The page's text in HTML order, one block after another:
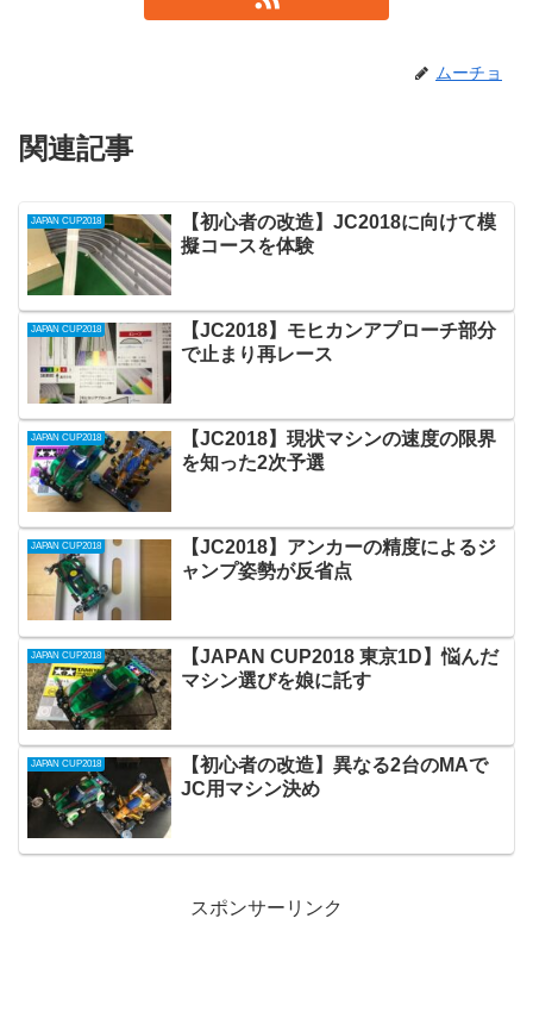
ムーチョ
関連記事
JAPAN CUP2018
【初心者の改造】JC2018に向けて模
擬コースを体験
JAPAN CUP2018
【JC2018】モヒカンアプローチ部分
で止まり再レース
JAPAN CUP2018
【JC2018】現状マシンの速度の限界
を知った2次予選
JAPAN CUP2018
【JC2018】アンカーの精度によるジ
ャンプ姿勢が反省点
JAPAN CUP2018
【JAPAN CUP2018 東京1D】悩んだ
マシン選びを娘に託す
JAPAN CUP2018
【初心者の改造】異なる2台のMAで
JC用マシン決め
スポンサーリンク